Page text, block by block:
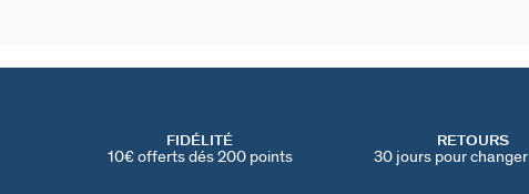
FIDÉLITÉ
10€ offerts dés 200 points
RETOURS
30 jours pour